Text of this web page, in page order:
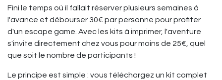
Fini le temps où il fallait réserver plusieurs semaines à
l'avance et débourser 30€ par personne pour profiter
d'un escape game. Avec les kits à imprimer, l'aventure
s'invite directement chez vous pour moins de 25€, quel
que soit le nombre de participants !
Le principe est simple : vous téléchargez un kit complet